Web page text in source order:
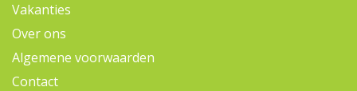
Vakanties
Over ons
Algemene voorwaarden
Contact